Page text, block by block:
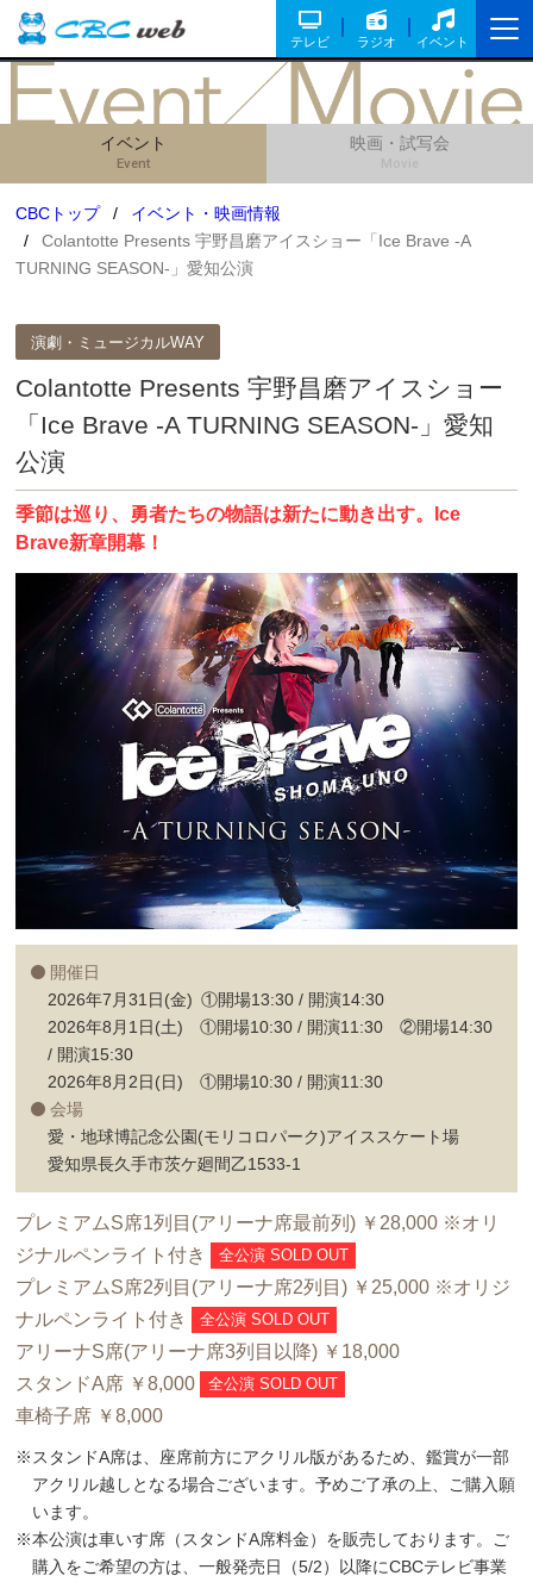
テレビ ラジオ イベント
イベント
Event
映画・試写会
CBCトップ
イベント・映画情報
Colantotte Presents 宇野昌磨アイスショー「Ice Brave -A
TURNING SEASON-」愛知公演
演劇・ミュージカルWAY
Colantotte Presents 宇野昌磨アイスショー
「Ice Brave -A TURNING SEASON-」愛知
公演
季節は巡り、勇者たちの物語は新たに動き出す。Ice
Brave新章開幕！
開催日
2026年7月31日(金) ①開場13:30 / 開演14:30
2026年8月1日(土) ①開場10:30 / 開演11:30 ②開場14:30
/ 開演15:30
2026年8月2日(日) ①開場10:30 / 開演11:30
会場
愛・地球博記念公園(モリコロパーク)アイススケート場
愛知県長久手市茨ケ廻間乙1533-1
プレミアムS席1列目(アリーナ席最前列) ￥28,000 ※オリ
ジナルペンライト付き
全公演 SOLD OUT
プレミアムS席2列目(アリーナ席2列目) ￥25,000 ※オリジ
ナルペンライト付き
全公演 SOLD OUT
アリーナS席(アリーナ席3列目以降) ￥18,000
スタンドA席 ￥8,000
全公演 SOLD OUT
車椅子席 ￥8,000
※スタンドA席は、座席前方にアクリル版があるため、鑑賞が一部
アクリル越しとなる場合ございます。予めご了承の上、ご購入願
います。
※本公演は車いす席（スタンドA席料金）を販売しております。ご
購入をご希望の方は、一般発売日（5/2）以降にCBCテレビ事業